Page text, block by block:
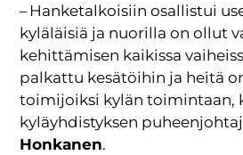
– Hanketalkoisiin osallistui
kyläläisiä ja nuorilla on ollut
kehittämisen kaikissa
palkattu kesätöihin ja heitä
toimijoiksi kylän toimintaan,
kyläyhdistyksen
Honkanen.